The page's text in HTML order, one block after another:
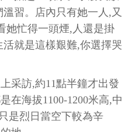
習。店內只有她一人,又
她忙得一頭煙,人還是掛
就是這樣艱難,你選擇哭
采訪,約11點半鐘才出發
在海拔1100-1200米高,中
是烈日當空下較為辛